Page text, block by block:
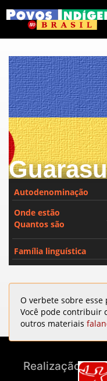
Autodenominação
Onde estão
Quantos são
Família linguística
O verbete sobre
Você pode contribuir
outros materiais